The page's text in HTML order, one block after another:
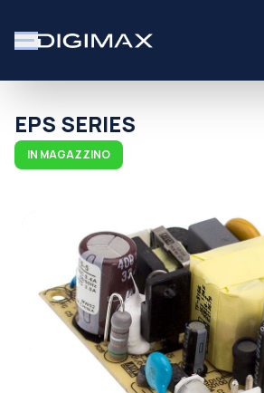
EPS SERIES
IN MAGAZZINO